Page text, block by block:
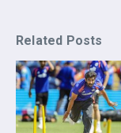
Related Posts